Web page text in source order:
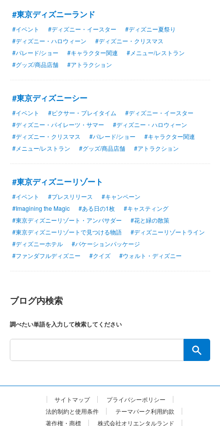
#東京ディズニーランド
#イベント #ディズニー・イースター
#ディズニー夏祭り
#ディズニー・ハロウィーン
#ディズニー・クリスマス
#パレード/ショー
#キャラクター関連
#メニュー/レストラン
#グッズ/商品店舗
#アトラクション
#東京ディズニーシー
#イベント #ピクサー・プレイタイム
#ディズニー・イースター
#ディズニー・パイレーツ・サマー
#ディズニー・ハロウィーン
#ディズニー・クリスマス
#パレード/ショー
#キャラクター関連
#メニュー/レストラン
#グッズ/商品店舗 #アトラクション
#東京ディズニーリゾート
#イベント #プレスリリース
#キャンペーン
#Imagining the Magic
#ある日の1枚
#キャスティング
#東京ディズニーリゾート・アンバサダー
#花と緑の散策
#東京ディズニーリゾートで見つける物語
#ディズニーリゾートライン
#ディズニーホテル
#バケーションパッケージ
#ファンダフルディズニー
#クイズ #ウォルト・ディズニー
ブログ内検索
調べたい単語を入力して検索してください
サイトマップ
プライバシーポリシー
法的制約と使用条件
テーマパーク利用約款
著作権・商標
株式会社オリエンタルランド